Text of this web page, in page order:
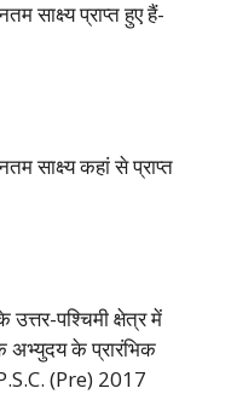
साक्ष्य प्राप्त हुए हैं-
साक्ष्य कहां से प्राप्त
उत्तर-पश्चिमी क्षेत्र में
अभ्युदय के प्रारंभिक
(Pre) 2017